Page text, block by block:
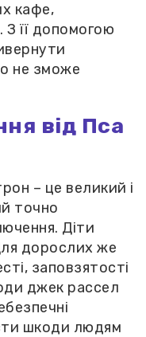
кафе,
З її допомогою
не зможе
від Пса
– це великий і
точно
Діти
дорослих же
заповзятості
джек рассел
шкоди людям